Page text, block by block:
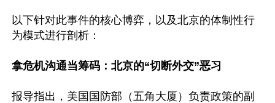
以下针对此事件的核心博弈，以及北京的体制性行
为模式进行剖析：
拿危机沟通当筹码：北京的“切断外交”恶习
报导指出，美国国防部（五角大厦）负责政策的副